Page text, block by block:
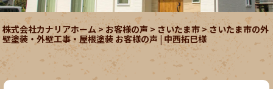
株式会社カナリアホーム>お客様の声 > さいたま市 >さいたま市の外
壁塗装・外壁工事・屋根塗装 お客様の声 | 中西拓巳様